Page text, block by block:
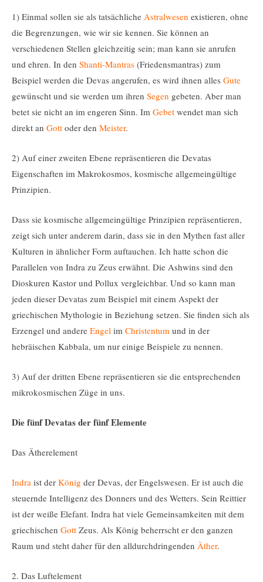
1) Einmal sollen sie als tatsächliche Astralwesen existieren, ohne
die Begrenzungen, wie wir sie kennen. Sie können an
verschiedenen Stellen gleichzeitig sein; man kann sie anrufen
und ehren. In den Shanti-Mantras (Friedensmantras) zum
Beispiel werden die Devas angerufen, es wird ihnen alles Gute
gewünscht und sie werden um ihren Segen gebeten. Aber man
betet sie nicht an im engeren Sinn. Im Gebet wendet man sich
direkt an Gott oder den Meister.
2) Auf einer zweiten Ebene repräsentieren die Devatas
Eigenschaften im Makrokosmos, kosmische allgemeingültige
Prinzipien.
Dass sie kosmische allgemeingültige Prinzipien repräsentieren,
zeigt sich unter anderem darin, dass sie in den Mythen fast aller
Kulturen in ähnlicher Form auftauchen. Ich hatte schon die
Parallelen von Indra zu Zeus erwähnt. Die Ashwins sind den
Dioskuren Kastor und Pollux vergleichbar. Und so kann man
jeden dieser Devatas zum Beispiel mit einem Aspekt der
griechischen Mythologie in Beziehung setzen. Sie finden sich als
Erzengel und andere Engel im Christentum und in der
hebräischen Kabbala, um nur einige Beispiele zu nennen.
3) Auf der dritten Ebene repräsentieren sie die entsprechenden
mikrokosmischen Züge in uns.
Die fünf Devatas der fünf Elemente
Das Ätherelement
Indra ist der König der Devas, der Engelswesen. Er ist auch die
steuernde Intelligenz des Donners und des Wetters. Sein Reittier
ist der weiße Elefant. Indra hat viele Gemeinsamkeiten mit dem
griechischen Gott Zeus. Als König beherrscht er den ganzen
Raum und steht daher für den alldurchdringenden Äther.
2. Das Luftelement